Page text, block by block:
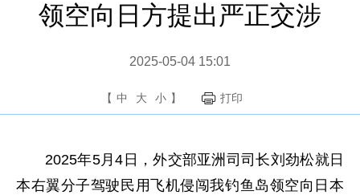
领空向日方提出严正交涉
2025-05-04 15:01
【 中 大 小 】 打印
2025年5月4日，外交部亚洲司司长刘劲松就日
本右翼分子驾驶民用飞机侵闯我钓鱼岛领空向日本